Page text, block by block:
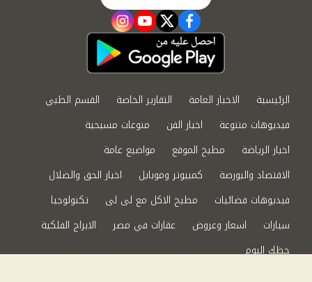
facebook
twitter
youtube
instagram
الرئيسية الاخبار العامة التقارير الخاصة
القسم الطبي
فيديوهات متنوعة
اخبار الفن
منوعات مسيحية
اخبار الرياضة
مطبخ الموقع
مواضيع عامة
الاقتصاد والبورصة
كمبيوتر وموبايل
اخبار الحق والضلال
فيديوهات فضائيات
مطبخ الاكل مع لى لى
تكنولوجيا
سيارات
اسعار وعروض عقارات في مصر
الابراج الفلكية
حظك اليوم